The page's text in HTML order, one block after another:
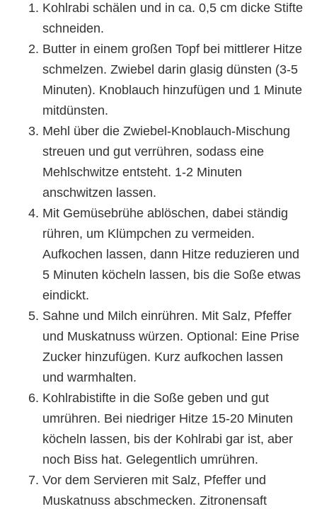
Kohlrabi schälen und in ca. 0,5 cm dicke Stifte
schneiden.
Butter in einem großen Topf bei mittlerer Hitze
schmelzen. Zwiebel darin glasig dünsten (3-5
Minuten). Knoblauch hinzufügen und 1 Minute
mitdünsten.
Mehl über die Zwiebel-Knoblauch-Mischung
streuen und gut verrühren, sodass eine
Mehlschwitze entsteht. 1-2 Minuten
anschwitzen lassen.
Mit Gemüsebrühe ablöschen, dabei ständig
rühren, um Klümpchen zu vermeiden.
Aufkochen lassen, dann Hitze reduzieren und
5 Minuten köcheln lassen, bis die Soße etwas
eindickt.
Sahne und Milch einrühren. Mit Salz, Pfeffer
und Muskatnuss würzen. Optional: Eine Prise
Zucker hinzufügen. Kurz aufkochen lassen
und warmhalten.
Kohlrabistifte in die Soße geben und gut
umrühren. Bei niedriger Hitze 15-20 Minuten
köcheln lassen, bis der Kohlrabi gar ist, aber
noch Biss hat. Gelegentlich umrühren.
Vor dem Servieren mit Salz, Pfeffer und
Muskatnuss abschmecken. Zitronensaft